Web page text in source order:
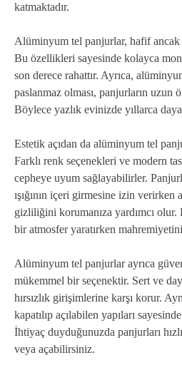
katmaktadır.
Alüminyum tel panjurlar, hafif ancak
Bu özellikleri sayesinde kolayca
son derece rahattır. Ayrıca,
paslanmaz olması, panjurların uzun
Böylece yazlık evinizde yıllarca
Estetik açıdan da alüminyum tel
Farklı renk seçenekleri ve modern
cepheye uyum sağlayabilirler.
ışığının içeri girmesine izin verirken
gizliliğini korumanıza yardımcı olur.
bir atmosfer yaratırken
Alüminyum tel panjurlar ayrıca
mükemmel bir seçenektir. Sert ve
hırsızlık girişimlerine karşı korur.
kapatılıp açılabilen yapıları
İhtiyaç duyduğunuzda panjurları
veya açabilirsiniz.